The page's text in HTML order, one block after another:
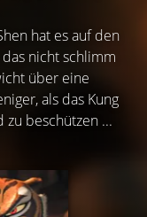
hat es auf den
nicht schlimm
über eine
als das Kung
zu beschützen ...